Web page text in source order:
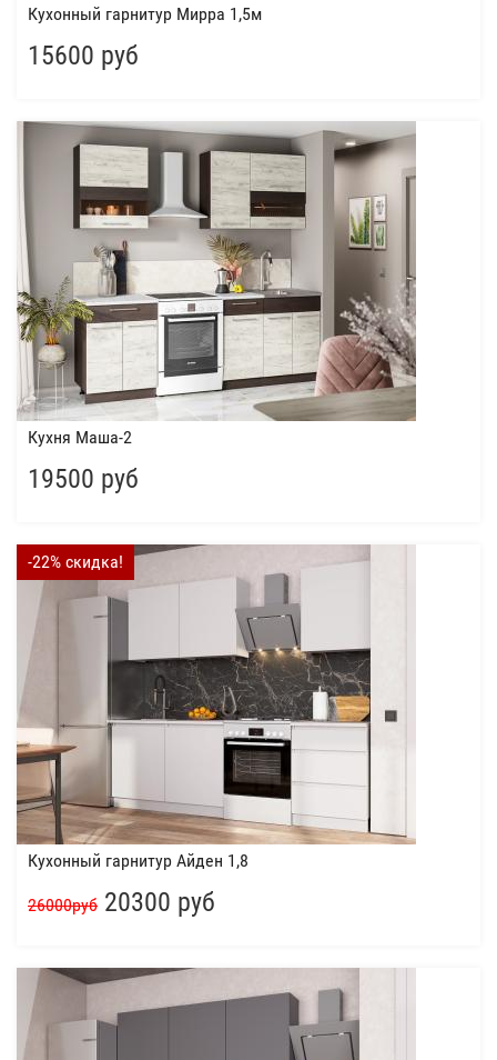
Кухонный гарнитур Мирра 1,5м
15600 руб
Кухня Маша-2
19500 руб
-22% скидка!
Кухонный гарнитур Айден 1,8
26000руб 20300 руб